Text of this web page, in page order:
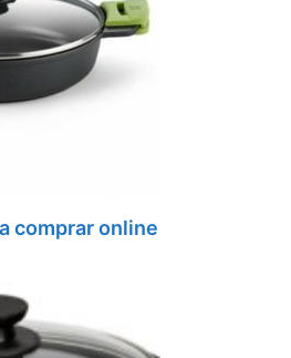
comprar online